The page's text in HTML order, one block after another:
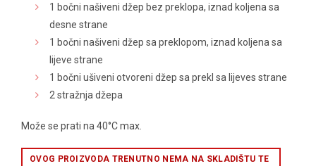
1 bočni našiveni džep bez preklopa, iznad koljena sa
desne strane
1 bočni našiveni džep sa preklopom, iznad koljena sa
lijeve strane
1 bočni ušiveni otvoreni džep sa prekl sa lijeves strane
2 stražnja džepa
Može se prati na 40°C max.
OVOG PROIZVODA TRENUTNO NEMA NA SKLADIŠTU TE